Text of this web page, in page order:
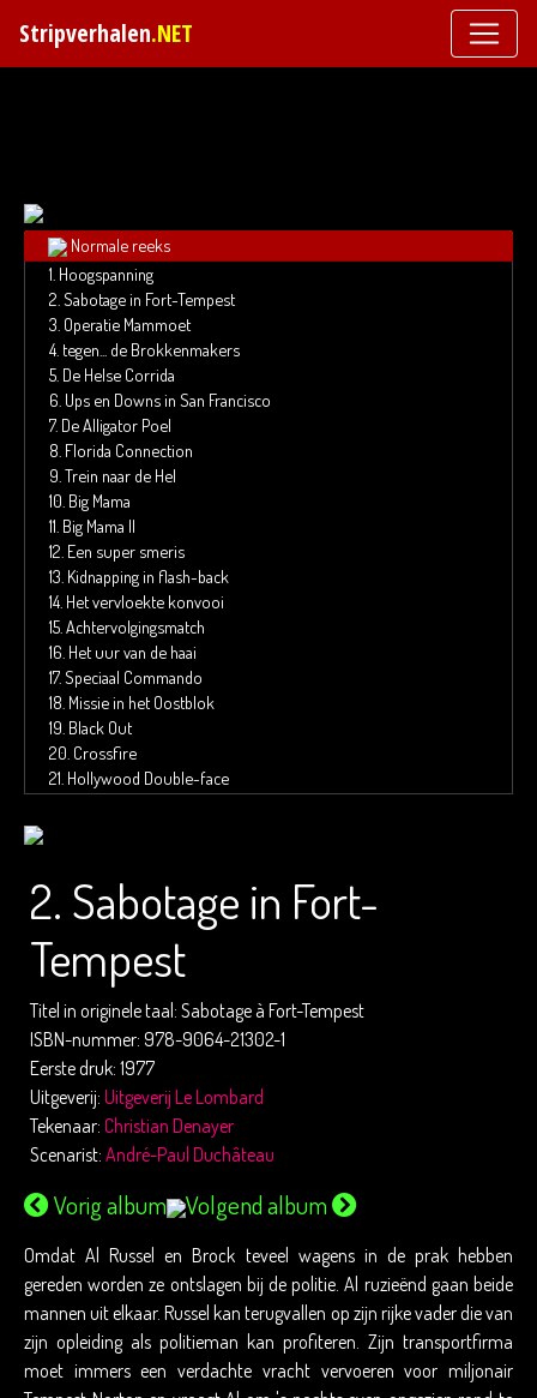
Stripverhalen.NET
Normale reeks
1. Hoogspanning
2. Sabotage in Fort-Tempest
3. Operatie Mammoet
4. tegen... de Brokkenmakers
5. De Helse Corrida
6. Ups en Downs in San Francisco
7. De Alligator Poel
8. Florida Connection
9. Trein naar de Hel
10. Big Mama
11. Big Mama II
12. Een super smeris
13. Kidnapping in flash-back
14. Het vervloekte konvooi
15. Achtervolgingsmatch
16. Het uur van de haai
17. Speciaal Commando
18. Missie in het Oostblok
19. Black Out
20. Crossfire
21. Hollywood Double-face
2. Sabotage in Fort-
Tempest
Titel in originele taal: Sabotage à Fort-Tempest
ISBN-nummer: 978-9064-21302-1
Eerste druk: 1977
Uitgeverij: Uitgeverij Le Lombard
Tekenaar: Christian Denayer
Scenarist: André-Paul Duchâteau
Vorig album Volgend album
Omdat Al Russel en Brock teveel wagens in de prak hebben
gereden worden ze ontslagen bij de politie. Al ruzieënd gaan beide
mannen uit elkaar. Russel kan terugvallen op zijn rijke vader die van
zijn opleiding als politieman kan profiteren. Zijn transportfirma
moet immers een verdachte vracht vervoeren voor miljonair